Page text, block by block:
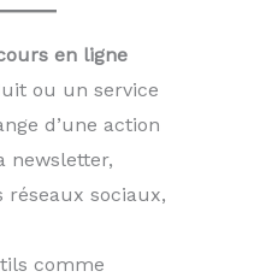
en ligne
ou un service
d’une action
newsletter,
réseaux sociaux,
comme